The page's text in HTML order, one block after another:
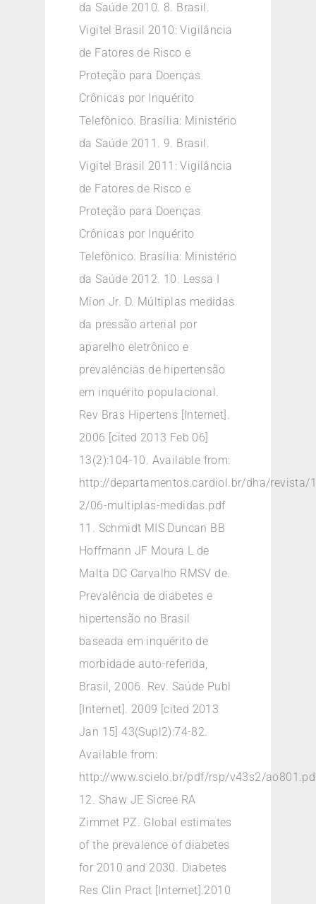
da Saúde 2010. 8. Brasil.
Vigitel Brasil 2010: Vigilância
de Fatores de Risco e
Proteção para Doenças
Crônicas por Inquérito
Telefônico. Brasília: Ministério
da Saúde 2011. 9. Brasil.
Vigitel Brasil 2011: Vigilância
de Fatores de Risco e
Proteção para Doenças
Crônicas por Inquérito
Telefônico. Brasília: Ministério
da Saúde 2012. 10. Lessa I
Mion Jr. D. Múltiplas medidas
da pressão arterial por
aparelho eletrônico e
prevalências de hipertensão
em inquérito populacional.
Rev Bras Hipertens [Internet].
2006 [cited 2013 Feb 06]
13(2):104-10. Available from:
http://departamentos.cardiol.br/dha/revista/
2/06-multiplas-medidas.pdf
11. Schmidt MIS Duncan BB
Hoffmann JF Moura L de
Malta DC Carvalho RMSV de.
Prevalência de diabetes e
hipertensão no Brasil
baseada em inquérito de
morbidade auto-referida,
Brasil, 2006. Rev. Saúde Publ
[Internet]. 2009 [cited 2013
Jan 15] 43(Supl2):74-82.
Available from:
http://www.scielo.br/pdf/rsp/v43s2/
12. Shaw JE Sicree RA
Zimmet PZ. Global estimates
of the prevalence of diabetes
for 2010 and 2030. Diabetes
Res Clin Pract [Internet].2010